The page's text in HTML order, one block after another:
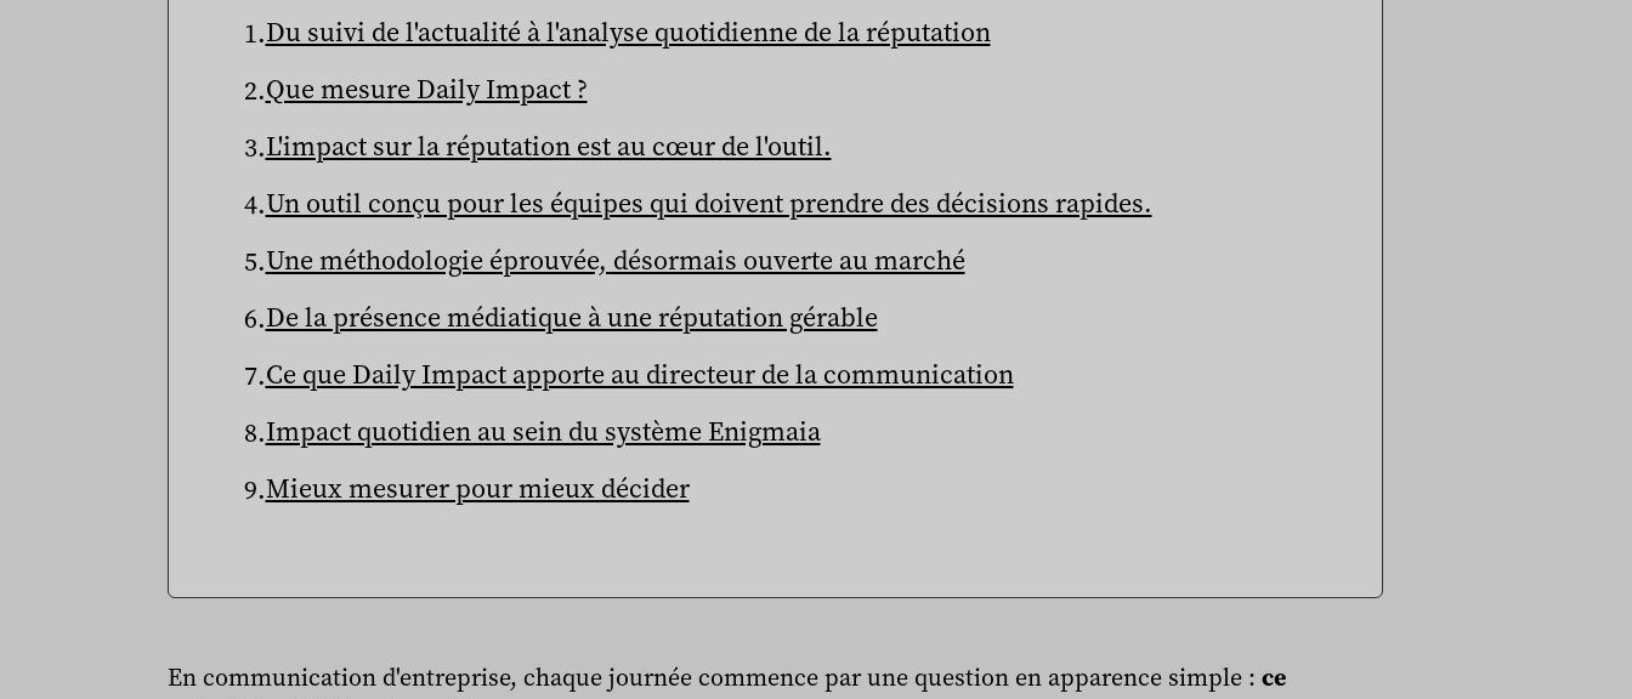
Du suivi de l'actualité à l'analyse quotidienne de la réputation
Que mesure Daily Impact ?
L'impact sur la réputation est au cœur de l'outil.
Un outil conçu pour les équipes qui doivent prendre des décisions rapides.
Une méthodologie éprouvée, désormais ouverte au marché
De la présence médiatique à une réputation gérable
Ce que Daily Impact apporte au directeur de la communication
Impact quotidien au sein du système Enigmaia
Mieux mesurer pour mieux décider
En communication d'entreprise, chaque journée commence par une question en apparence simple : ce